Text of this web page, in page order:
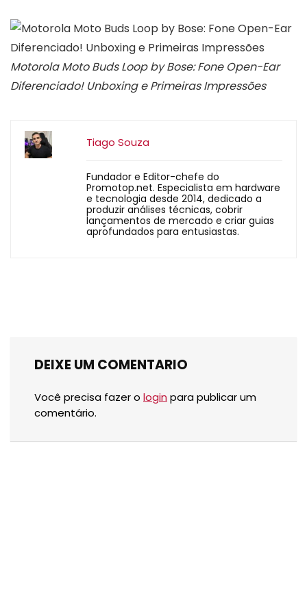
Motorola Moto Buds Loop by Bose: Fone Open-Ear
Diferenciado! Unboxing e Primeiras Impressões
Tiago Souza
Fundador e Editor-chefe do
Promotop.net. Especialista em hardware
e tecnologia desde 2014, dedicado a
produzir análises técnicas, cobrir
lançamentos de mercado e criar guias
aprofundados para entusiastas.
DEIXE UM COMENTARIO
Você precisa fazer o login para publicar um
comentário.